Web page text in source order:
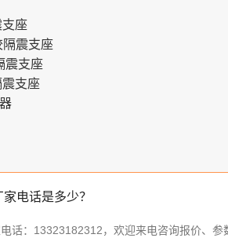
支座
隔震支座
震支座
震支座
电话是多少？
话：13323182312，欢迎来电咨询报价、参